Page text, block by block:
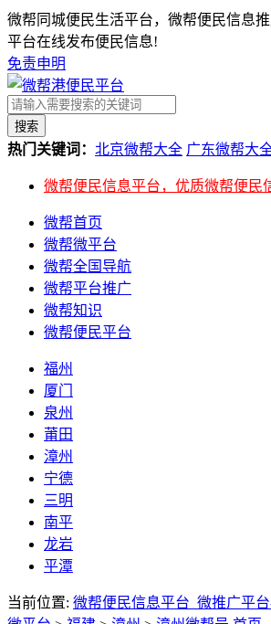
微帮同城便民生活平台，微帮便民信息
平台在线发布便民信息!
免责申明
搜索
热门关键词： 北京微帮大全 广东微帮大
微帮便民信息平台，优质微帮便民
微帮首页
微帮微平台
微帮全国导航
微帮平台推广
微帮知识
微帮便民平台
福州
厦门
泉州
莆田
漳州
宁德
三明
南平
龙岩
平潭
当前位置: 微帮便民信息平台_微推广平